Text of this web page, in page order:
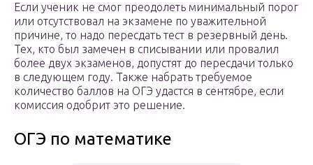
Если ученик не смог преодолеть минимальный порог
или отсутствовал на экзамене по уважительной
причине, то надо пересдать тест в резервный день.
Тех, кто был замечен в списывании или провалил
более двух экзаменов, допустят до пересдачи только
в следующем году. Также набрать требуемое
количество баллов на ОГЭ удастся в сентябре, если
комиссия одобрит это решение.
ОГЭ по математике